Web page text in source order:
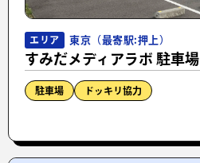
エリア 東京（最寄駅:押上）
すみだメディアラボ 駐車場
駐車場 ドッキリ協力